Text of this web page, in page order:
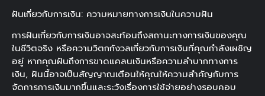
ฝันเกี่ยวกับการเงิน: ความหมายทางการเงินในความฝัน
การฝันเกี่ยวกับการเงินอาจสะท้อนถึงสถานะทางการเงินของคุณ
ในชีวิตจริง หรือความวิตกกังวลเกี่ยวกับการเงินที่คุณกำลังเผชิญ
อยู่ หากคุณฝันถึงการขาดแคลนเงินหรือความลำบากทางการ
เงิน, ฝันนี้อาจเป็นสัญญาณเตือนให้คุณให้ความสำคัญกับการ
จัดการการเงินมากขึ้นและระวังเรื่องการใช้จ่ายอย่างรอบคอบ